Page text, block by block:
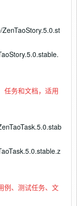
任务和文档，适用
例、测试任务、文